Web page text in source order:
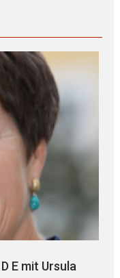
D E mit Ursula